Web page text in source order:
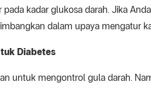
kadar glukosa darah. Jika
dalam upaya mengatur
Diabetes
untuk mengontrol gula darah.